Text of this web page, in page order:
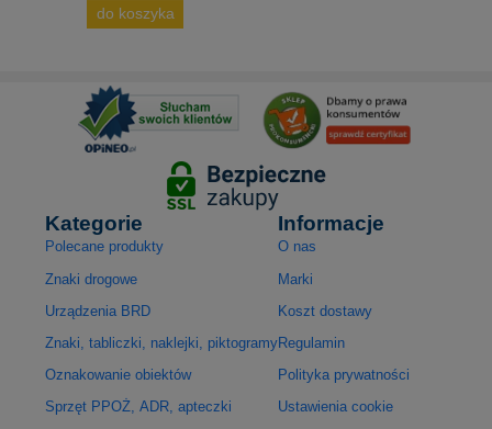
do koszyka
Kategorie
Polecane produkty
Znaki drogowe
Urządzenia BRD
Znaki, tabliczki, naklejki, piktogramy
Oznakowanie obiektów
Sprzęt PPOŻ, ADR, apteczki
Informacje
O nas
Marki
Koszt dostawy
Regulamin
Polityka prywatności
Ustawienia cookie